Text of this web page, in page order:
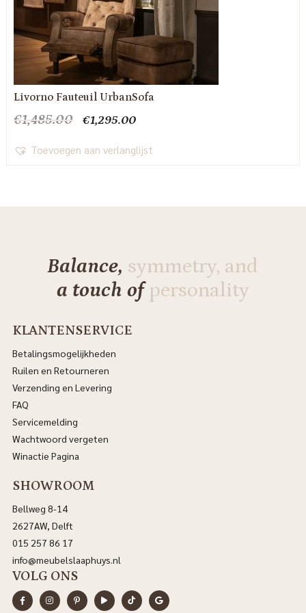
Livorno Fauteuil UrbanSofa
€1,485.00
Oorspronkelijke
was:
€1,295.00Huidige
is:
Toevoegen aan verlanglijst
Balance, symmetry, and
a touch ofpersonality
KLANTENSERVICE
Betalingsmogelijkheden
Ruilen en Retourneren
Verzending en Levering
FAQ
Servicemelding
Wachtwoord vergeten
Winactie Pagina
SHOWROOM
Bellweg 8-14
2627AW, Delft
015 257 86 17
info@meubelslaaphuys.nl
VOLG ONS